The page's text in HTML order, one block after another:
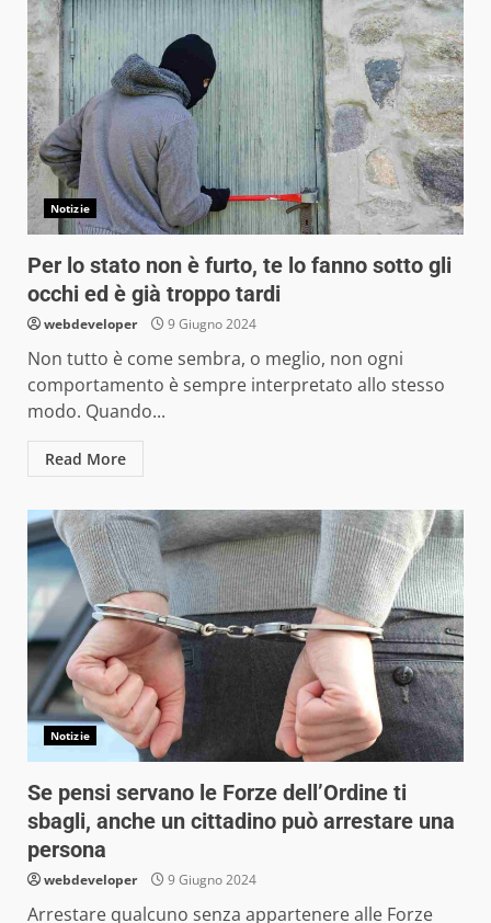
Notizie
Per lo stato non è furto, te lo fanno sotto gli
occhi ed è già troppo tardi
webdeveloper 9 Giugno 2024
Non tutto è come sembra, o meglio, non ogni
comportamento è sempre interpretato allo stesso
modo. Quando...
Read More
Notizie
Se pensi servano le Forze dell’Ordine ti
sbagli, anche un cittadino può arrestare una
persona
webdeveloper 9 Giugno 2024
Arrestare qualcuno senza appartenere alle Forze